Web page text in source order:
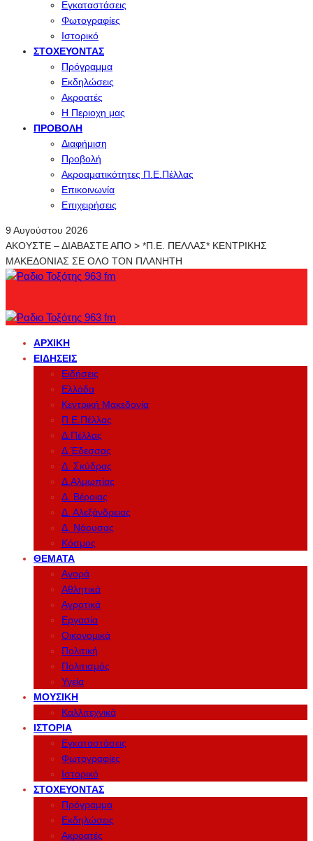
Εγκαταστάσεις
Φωτογραφίες
Ιστορικό
ΣΤΟΧΕΎΟΝΤΑΣ
Πρόγραμμα
Εκδηλώσεις
Ακροατές
Η Περιοχη μας
ΠΡΟΒΟΛΉ
Διαφήμιση
Προβολή
Ακροαματικότητες Π.Ε.Πέλλας
Επικοινωνία
Επιχειρήσεις
9 Αυγούστου 2026
ΑΚΟΥΣΤΕ – ΔΙΑΒΑΣΤΕ ΑΠΟ > *Π.Ε. ΠΕΛΛΑΣ* ΚΕΝΤΡΙΚΗΣ
ΜΑΚΕΔΟΝΙΑΣ ΣΕ ΟΛΟ ΤΟΝ ΠΛΑΝΗΤΗ
ΑΡΧΙΚΉ
ΕΙΔΉΣΕΙΣ
Ειδήσεις
Ελλάδα
Κεντρική Μακεδονία
Π.Ε.Πέλλας
Δ.Πέλλας
Δ.Έδεσσας
Δ. Σκύδρας
Δ.Αλμωπίας
Δ. Βέροιας
Δ. Αλεξάνδρειας
Δ. Νάουσας
Κόσμος
ΘΈΜΑΤΑ
Αγορά
Αθλητικά
Αγροτικά
Εργασία
Οικονομικά
Πολιτική
Πολιτισμός
Υγεία
ΜΟΥΣΙΚΉ
Καλλιτεχνικά
ΙΣΤΟΡΊΑ
Εγκαταστάσεις
Φωτογραφίες
Ιστορικό
ΣΤΟΧΕΎΟΝΤΑΣ
Πρόγραμμα
Εκδηλώσεις
Ακροατές